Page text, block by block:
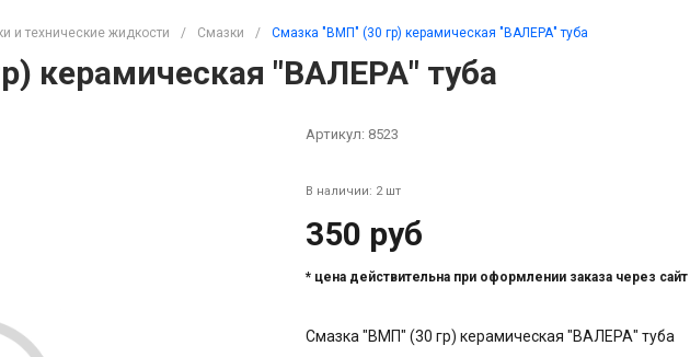
и технические жидкости / Смазки / Смазка "ВМП" (30 гр) керамическая "ВАЛЕРА" туба
керамическая "ВАЛЕРА" туба
Артикул: 8523
В наличии: 2 шт
350 руб
* цена действительна при оформлении заказа через сайт
Смазка "ВМП" (30 гр) керамическая "ВАЛЕРА" туба